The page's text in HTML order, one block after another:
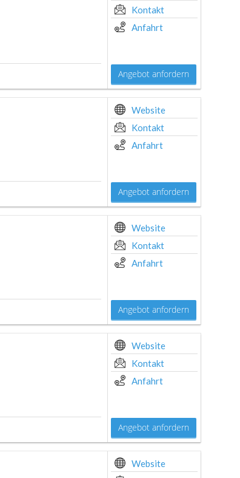
Kontakt
Anfahrt
Angebot anfordern
Website
Kontakt
Anfahrt
Angebot anfordern
Website
Kontakt
Anfahrt
Angebot anfordern
Website
Kontakt
Anfahrt
Angebot anfordern
Website